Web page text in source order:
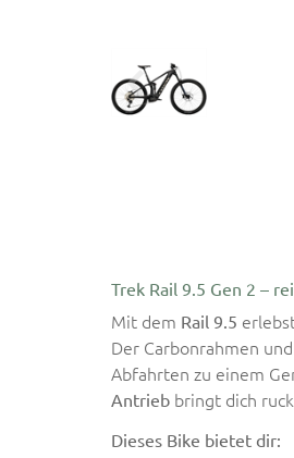
Trek Rail 9.5 Gen 2 –
Mit dem Rail 9.5
Der Carbonrahmen
Abfahrten zu einem
Antrieb bringt dich
Dieses Bike bietet dir: